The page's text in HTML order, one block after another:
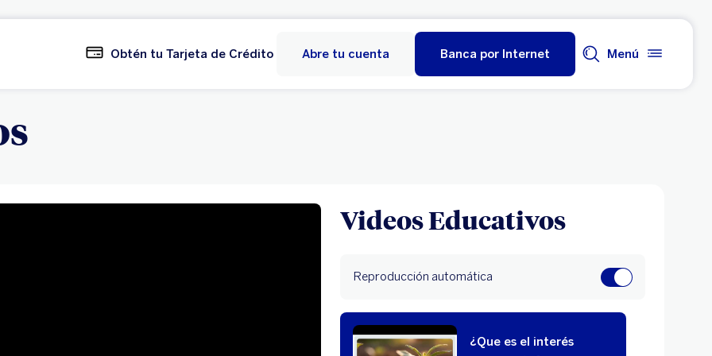
Obtén tu Tarjeta de Crédito Abre tu cuenta Banca por Internet Menú
Videos Educativos
Reproducción automática
¿Que es el interés